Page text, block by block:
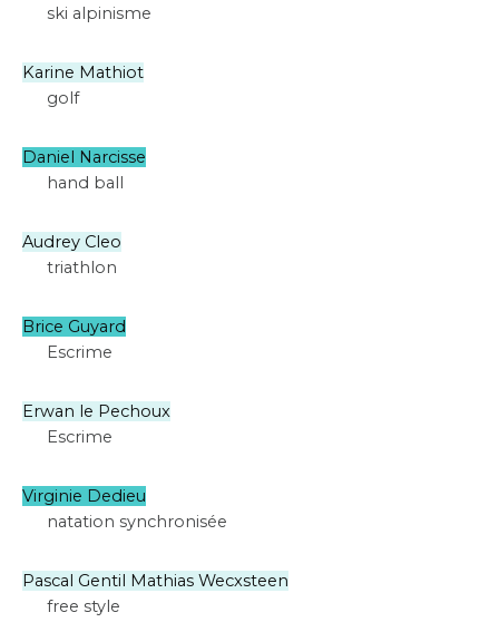
ski alpinisme
Karine Mathiot
golf
Daniel Narcisse
hand ball
Audrey Cleo
triathlon
Brice Guyard
Escrime
Erwan le Pechoux
Escrime
Virginie Dedieu
natation synchronisée
Pascal Gentil Mathias Wecxsteen
free style